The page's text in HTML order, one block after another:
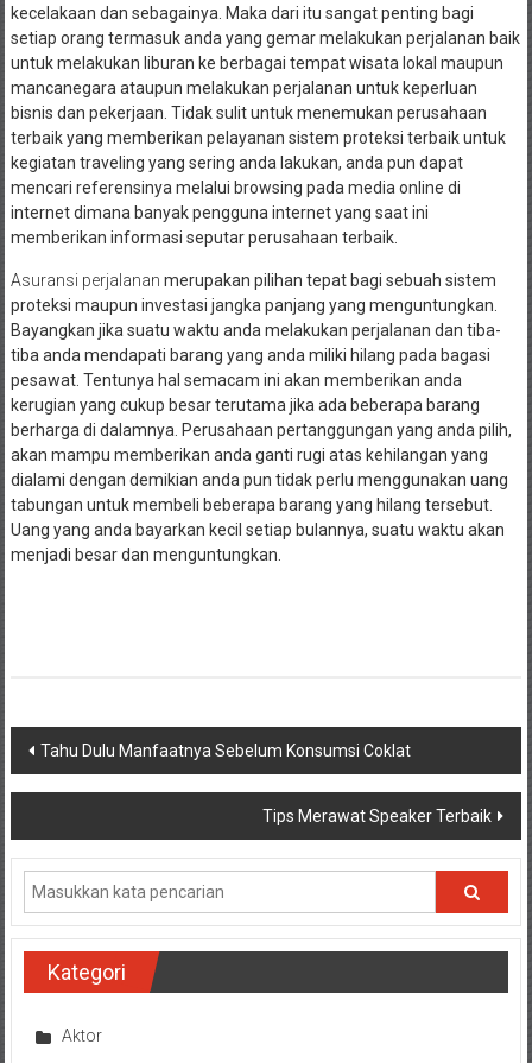
kecelakaan dan sebagainya. Maka dari itu sangat penting bagi
setiap orang termasuk anda yang gemar melakukan perjalanan baik
untuk melakukan liburan ke berbagai tempat wisata lokal maupun
mancanegara ataupun melakukan perjalanan untuk keperluan
bisnis dan pekerjaan. Tidak sulit untuk menemukan perusahaan
terbaik yang memberikan pelayanan sistem proteksi terbaik untuk
kegiatan traveling yang sering anda lakukan, anda pun dapat
mencari referensinya melalui browsing pada media online di
internet dimana banyak pengguna internet yang saat ini
memberikan informasi seputar perusahaan terbaik.
Asuransi perjalanan merupakan pilihan tepat bagi sebuah sistem
proteksi maupun investasi jangka panjang yang menguntungkan.
Bayangkan jika suatu waktu anda melakukan perjalanan dan tiba-
tiba anda mendapati barang yang anda miliki hilang pada bagasi
pesawat. Tentunya hal semacam ini akan memberikan anda
kerugian yang cukup besar terutama jika ada beberapa barang
berharga di dalamnya. Perusahaan pertanggungan yang anda pilih,
akan mampu memberikan anda ganti rugi atas kehilangan yang
dialami dengan demikian anda pun tidak perlu menggunakan uang
tabungan untuk membeli beberapa barang yang hilang tersebut.
Uang yang anda bayarkan kecil setiap bulannya, suatu waktu akan
menjadi besar dan menguntungkan.
Navigasi
pos
Tahu Dulu Manfaatnya Sebelum Konsumsi Coklat
Tips Merawat Speaker Terbaik
Kategori
Aktor